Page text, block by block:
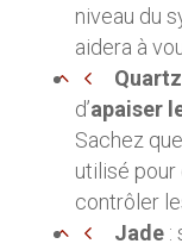
niveau du
aidera à
d’apaiser
Sachez
utilisé pour
contrôler
Jade :